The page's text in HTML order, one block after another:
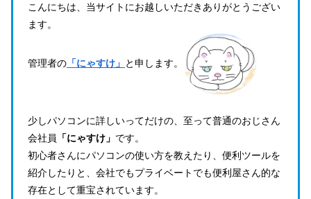
こんにちは、当サイトにお越しいただきありがとうござい
ます。
管理者の 「にゃすけ」 と申します。
少しパソコンに詳しいってだけの、至って普通のおじさん
会社員
「にゃすけ」 です。
初心者さんにパソコンの使い方を教えたり、便利ツールを
紹介したりと、会社でもプライベートでも便利屋さん的な
存在として重宝されています。